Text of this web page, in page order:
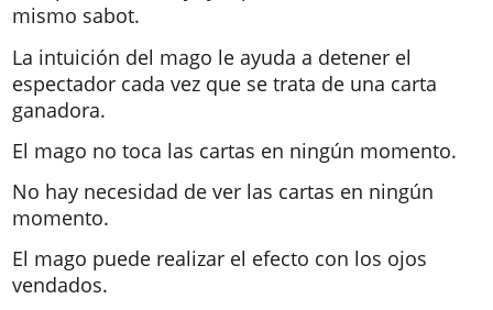
mismo sabot.
La intuición del mago le ayuda a detener el
espectador cada vez que se trata de una carta
ganadora.
El mago no toca las cartas en ningún momento.
No hay necesidad de ver las cartas en ningún
momento.
El mago puede realizar el efecto con los ojos
vendados.